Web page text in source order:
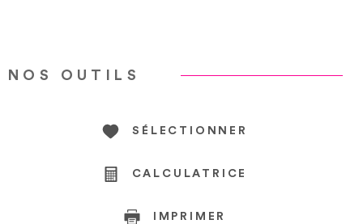
NOS OUTILS
SÉLECTIONNER
CALCULATRICE
IMPRIMER